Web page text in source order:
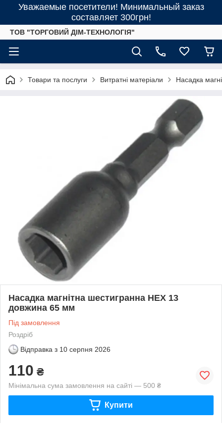
Уважаемые посетители! Минимальный заказ
составляет 300грн!
ТОВ "ТОРГОВИЙ ДІМ-ТЕХНОЛОГІЯ"
Товари та послуги Витратні матеріали Насадка
Насадка магнітна шестигранна HEX 13
довжина 65 мм
Під замовлення
Роздріб
Відправка з 10 серпня 2026
110 ₴
Мінімальна сума замовлення на сайті — 500 ₴
Купити